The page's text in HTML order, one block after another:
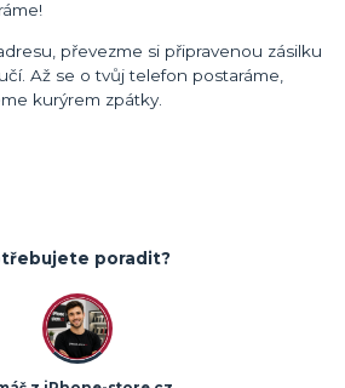
převezme si připravenou zásilku
Až se o tvůj telefon postaráme,
kurýrem zpátky.
poradit?